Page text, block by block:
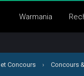
Warmania
Concours › Concours